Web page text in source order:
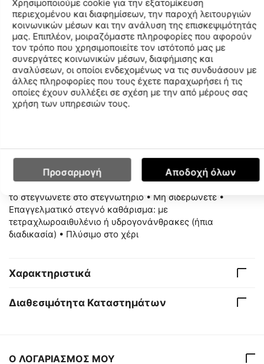
κατασκευασμένο από ένα απαλό ακυκλωμένο ύφασμα,
το οποίο έχει ελαστικότητα 4 κατευθύνσεων και
στεγνώνει γρήγορα, ενώ διαθέτει πλαϊνές τσέπες καθώς
και διχτυωτή τσέπη για κέρματα. Η εσωτερική διχτυωτή
επένδυση του περιλαμβάνει ταινία κατά των τριβών για
εξαιρετική άνεση. Επιπλέον έχει έξυπνο κορδόνι
κλειδώματος για άψογη εφαρμογή. Το τελείωμά του έχει
θυροκολληθεί ώστε να δημιουργεί ένα κομψό και τεχνικό
look. Πλαϊνό μήκος: 36,5 cm. Το Global Recycle Standard
ανακυκλωμένη περιεκτικότητα των υλικών, την αλυσίδα
εφοδιασμού και τη συμμόρφωση με κοινωνικές και
περιβαλλοντικές πρακτικές στην παραγωγική διαδικασία.
Οδηγίες φροντίδας: • Μη χρησιμοποιείτε χλωρίνη • Μην
το στεγνώνετε στο στεγνωτήριο • Μη σιδερώνετε •
Επαγγελματικό στεγνό καθάρισμα: με
τετραχλωροαιθυλένιο ή υδρογονάνθρακες (ήπια
διαδικασία) • Πλύσιμο στο χέρι
Χαρακτηριστικά
Διαθεσιμότητα Καταστημάτων
Ο ΛΟΓΑΡΙΑΣΜΟΣ ΜΟΥ
Χρησιμοποιούμε cookie για την εξατομίκευση
περιεχομένου και διαφημίσεων, την παροχή λειτουργιών
κοινωνικών μέσων και την ανάλυση της επισκεψιμότητάς
μας. Επιπλέον, μοιραζόμαστε πληροφορίες που αφορούν
τον τρόπο που χρησιμοποιείτε τον ιστότοπό μας με
συνεργάτες κοινωνικών μέσων, διαφήμισης και
αναλύσεων, οι οποίοι ενδεχομένως να τις συνδυάσουν με
άλλες πληροφορίες που τους έχετε παραχωρήσει ή τις
οποίες έχουν συλλέξει σε σχέση με την από μέρους σας
χρήση των υπηρεσιών τους.
Προσαρμογή Αποδοχή όλων